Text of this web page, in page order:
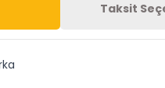
Taksit